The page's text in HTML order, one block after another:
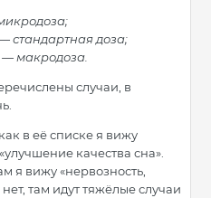
стандартная доза;
­— макродоза.
случаи, в
в её списке я вижу
качества сна».
я вижу «нервозность,
там идут тяжёлые случаи